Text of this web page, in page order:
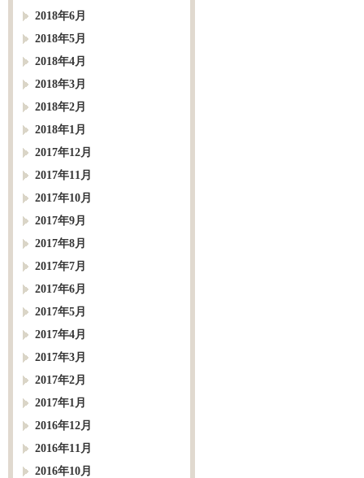
2018年6月
2018年5月
2018年4月
2018年3月
2018年2月
2018年1月
2017年12月
2017年11月
2017年10月
2017年9月
2017年8月
2017年7月
2017年6月
2017年5月
2017年4月
2017年3月
2017年2月
2017年1月
2016年12月
2016年11月
2016年10月